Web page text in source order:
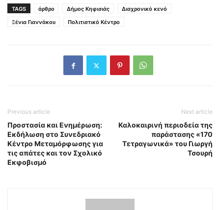
TAGS άρθρο Δήμος Κηφισιάς
Διαχρονικό κενό
Ξένια Γιαννάκου
Πολιτιστικό Κέντρο
Previous article
Προστασία και Ενημέρωση:
Εκδήλωση στο Συνεδριακό
Κέντρο Μεταμόρφωσης για
τις απάτες και τον Σχολικό
Εκφοβισμό
Next article
Καλοκαιρινή περιοδεία της
παράστασης «170
Τετραγωνικά» του Γιωργή
Τσουρή